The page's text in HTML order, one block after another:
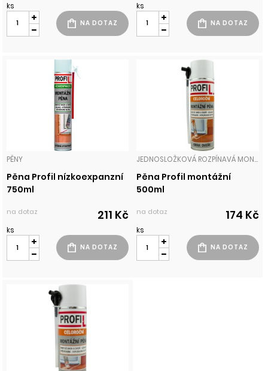
ks ks
PĚNY
Pěna Profil nízkoexpanzní
750ml
na dotaz 211 Kč
ks
JEDNOSLOŽKOVÁ ROZPÍNAVÁ MONTÁŽNÍ PĚNA PŘIPRAVENA K OKAMŽITÉMU POUŽITÍ PROSTŘEDNICTVÍM TRUBIČKOVÉHO APLIKÁTORU. VYROBENA Z VYSOCE KVALITNÍCH SUROVIN, VHODNÁ I K PROFESIONÁLNÍMU POUŽITÍ. PĚNY
Pěna Profil montážní
500ml
na dotaz 174 Kč
ks